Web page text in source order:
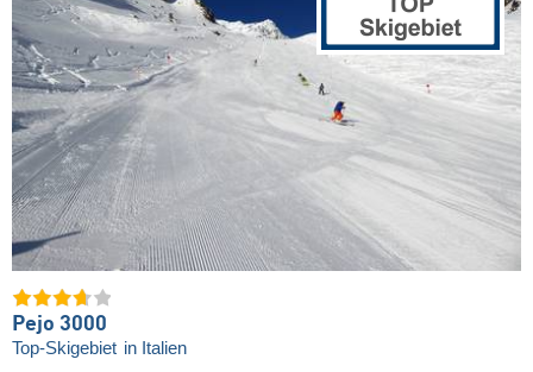
Pejo 3000
Top-Skigebiet in Italien